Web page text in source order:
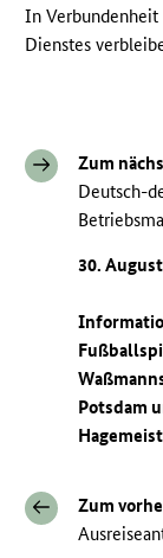
In Verbundenheit
Dienstes
Zum
Deutsch-
30.
Potsdam
Zum